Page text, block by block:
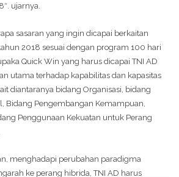
ujarnya.
sasaran yang ingin dicapai berkaitan
2018 sesuai dengan program 100 hari
Quick Win yang harus dicapai TNI AD
utama terhadap kapabilitas dan kapasitas
diantaranya bidang Organisasi, bidang
Bidang Pengembangan Kemampuan,
Penggunaan Kekuatan untuk Perang
menghadapi perubahan paradigma
ke perang hibrida, TNI AD harus